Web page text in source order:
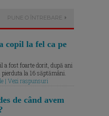
PUNE O ÎNTREBARE
copil la fel ca pe
a fost foarte dorit, după ani
la 16 săptămâni.
| Vezi raspunsuri
de când avem